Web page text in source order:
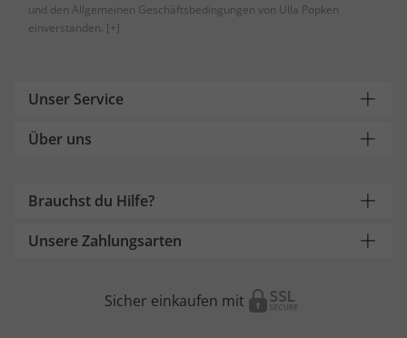
und den Allgemeinen Geschäftsbedingungen von Ulla Popken
einverstanden. [+]
Unser Service
Über uns
Brauchst du Hilfe?
Unsere Zahlungsarten
Sicher einkaufen mit